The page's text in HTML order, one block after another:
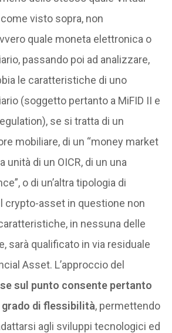
visto sopra, non
quale moneta elettronica o
passando poi ad analizzare,
le caratteristiche di uno
(soggetto pertanto a MiFID II e
se si tratta di un
mobiliare, di un “money market
unità di un OICR, di un una
o di un’altra tipologia di
crypto-asset in questione non
in nessuna delle
sarà qualificato in via residuale
Asset. L’approccio del
sul punto consente pertanto
grado di flessibilità, permettendo
agli sviluppi tecnologici ed